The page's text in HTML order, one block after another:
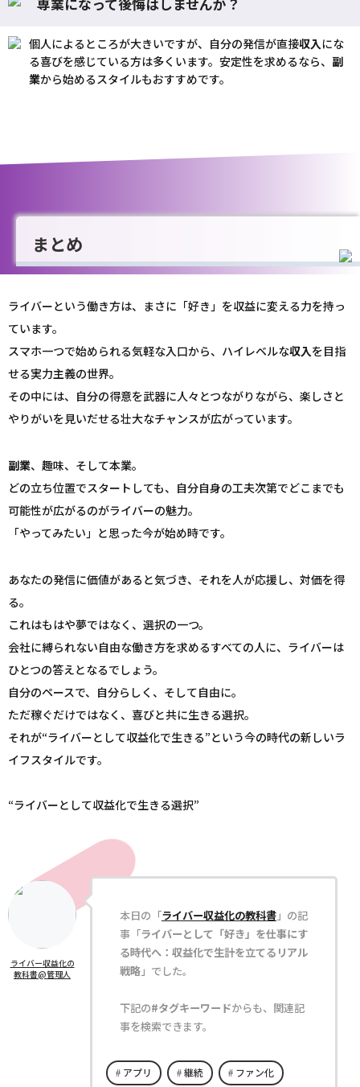
専業になって後悔はしませんか？
個人によるところが大きいですが、自分の発信が直接収入にな
る喜びを感じている方は多くいます。安定性を求めるなら、 副
業から始めるスタイルもおすすめです。
まとめ
ライバーという働き方は、まさに「好き」を収益に変える力を持っ
ています。
スマホ一つで始められる気軽な入口から、ハイレベルな収入を目指
せる実力主義の世界。
その中には、自分の得意を武器に人々とつながりながら、楽しさと
やりがいを見いだせる壮大なチャンスが広がっています。
副業、趣味、そして本業。
どの立ち位置でスタートしても、自分自身の工夫次第でどこまでも
可能性が広がるのがライバーの魅力。
「やってみたい」と思った今が始め時です。
あなたの発信に価値があると気づき、それを人が応援し、対価を得
る。
これはもはや夢ではなく、選択の一つ。
会社に縛られない自由な働き方を求めるすべての人に、ライバーは
ひとつの答えとなるでしょう。
自分のペースで、自分らしく、そして自由に。
ただ稼ぐだけではなく、喜びと共に生きる選択。
それが“ライバーとして収益化で生きる”という今の時代の新しいラ
イフスタイルです。
“ライバーとして収益化で生きる選択”
ライバー収益化の
教科書@管理人
本日の「ライバー収益化の教科書」の記
事「ライバーとして「好き」を仕事にす
る時代へ：収益化で生計を立てるリアル
戦略」でした。
下記の#タグキーワードからも、関連記
事を検索できます。
アプリ 継続 ファン化